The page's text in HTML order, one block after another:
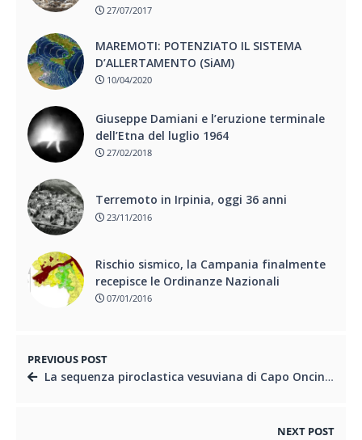
27/07/2017
MAREMOTI: POTENZIATO IL SISTEMA
D’ALLERTAMENTO (SiAM)
10/04/2020
Giuseppe Damiani e l’eruzione terminale
dell’Etna del luglio 1964
27/02/2018
Terremoto in Irpinia, oggi 36 anni
23/11/2016
Rischio sismico, la Campania finalmente
recepisce le Ordinanze Nazionali
07/01/2016
PREVIOUS POST
La sequenza piroclastica vesuviana di Capo Oncino a Torre Annunziata (Na) – Fotogallery
NEXT POST